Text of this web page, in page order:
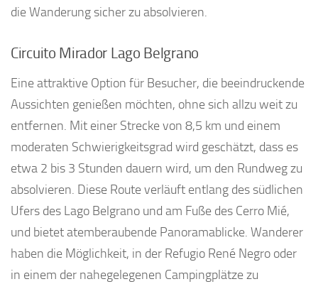
die Wanderung sicher zu absolvieren.
Circuito Mirador Lago Belgrano
Eine attraktive Option für Besucher, die beeindruckende
Aussichten genießen möchten, ohne sich allzu weit zu
entfernen. Mit einer Strecke von 8,5 km und einem
moderaten Schwierigkeitsgrad wird geschätzt, dass es
etwa 2 bis 3 Stunden dauern wird, um den Rundweg zu
absolvieren. Diese Route verläuft entlang des südlichen
Ufers des Lago Belgrano und am Fuße des Cerro Mié,
und bietet atemberaubende Panoramablicke. Wanderer
haben die Möglichkeit, in der Refugio René Negro oder
in einem der nahegelegenen Campingplätze zu